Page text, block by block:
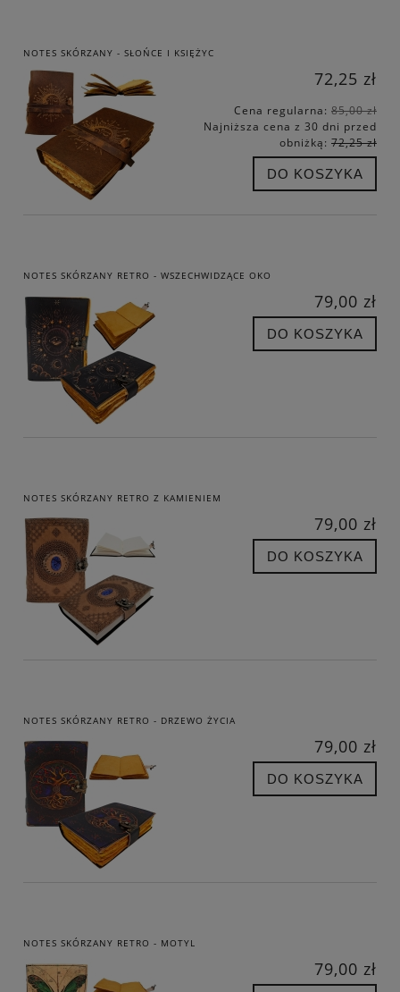
NOTES SKÓRZANY - SŁOŃCE I KSIĘŻYC
72,25 zł
Cena regularna: 85,00 zł
Najniższa cena z 30 dni przed
obniżką: 72,25 zł
DO KOSZYKA
NOTES SKÓRZANY RETRO - WSZECHWIDZĄCE OKO
79,00 zł
DO KOSZYKA
NOTES SKÓRZANY RETRO Z KAMIENIEM
79,00 zł
DO KOSZYKA
NOTES SKÓRZANY RETRO - DRZEWO ŻYCIA
79,00 zł
DO KOSZYKA
NOTES SKÓRZANY RETRO - MOTYL
79,00 zł